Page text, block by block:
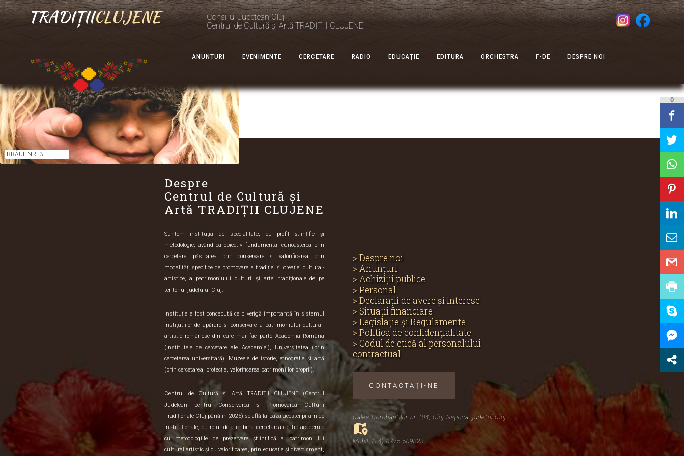
TRADIȚIICLUJENE
Consiliul Județean Cluj
Centrul de Cultură și Artă TRADIȚII CLUJENE
ANUNȚURI EVENIMENTE CERCETARE RADIO EDUCAȚIE EDITURA ORCHESTRA F-DE DESPRE NOI
BRÂUL NR. 3
Despre
Centrul de Cultură și
Artă TRADIȚII CLUJENE
Suntem instituția de specialitate, cu profil științific și
metodologic, având ca obiectiv fundamental cunoașterea prin
cercetare, păstrarea prin conservare și valorificarea prin
modalități specifice de promovare a tradiției și creației cultural-
artistice, a patrimoniului culturii și artei tradiționale de pe
teritoriul județului Cluj.
Instituția a fost concepută ca o verigă importantă în sistemul
instițutiilor de apărare și conservare a patrimoniului cultural-
artistic românesc din care mai fac parte Academia Româna
(Institutele de cercetare ale Academiei), Universitatea (prin
cercetarea universitară), Muzeele de istorie, etnografie și artă
(prin cercetarea, protecția, valorificarea patrimoniilor proprii).
Centrul de Cultură și Artă TRADIȚII CLUJENE (Centrul
Județean pentru Conservarea și Promovarea Culturii
Tradiționale Cluj până în 2025) se află la baza acestei piramide
instituționale, cu rolul de-a îmbina cercetarea de tip academic
cu metodologiile de prezervare științifică a patrimoniului
cultural artistic și cu valorificarea, prin educație și divertisment,
> Despre noi
> Anunțuri
> Achiziții publice
> Personal
> Declarații de avere și interese
> Situații financiare
> Legislație și Regulamente
> Politica de confidenţialitate
> Codul de etică al personalului
contractual
CONTACTAȚI-NE
Calea Dorobanților nr 104, Cluj-Napoca, județul Cluj
Mobil: (+4) 0775 509823
0